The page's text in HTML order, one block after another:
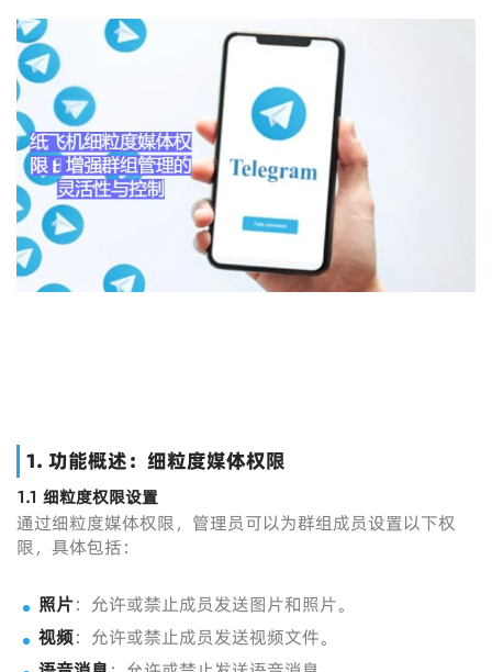
1. 功能概述：细粒度媒体权限
1.1 细粒度权限设置
通过细粒度媒体权限，管理员可以为群组成员设置以下权
限，具体包括：
照片：允许或禁止成员发送图片和照片。
视频：允许或禁止成员发送视频文件。